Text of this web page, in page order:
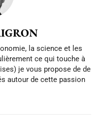
la science et les
ce qui touche à
je vous propose de de
autour de cette passion